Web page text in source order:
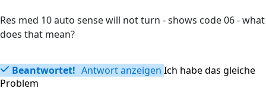
Res med 10 auto sense will not turn - shows code 06 - what
does that mean?
Beantwortet! Antwort anzeigen Ich habe das gleiche
Problem